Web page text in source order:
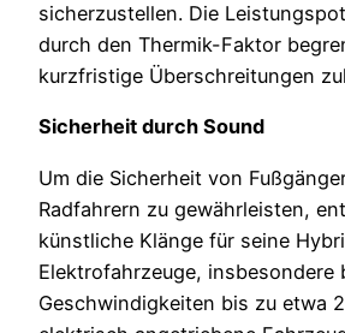
sicherzustellen. Die
durch den Thermik-Faktor
kurzfristige Überschreitungen
Sicherheit durch Sound
Um die Sicherheit von
Radfahrern zu gewährleisten,
künstliche Klänge für seine
Elektrofahrzeuge, insbesondere
Geschwindigkeiten bis zu etwa